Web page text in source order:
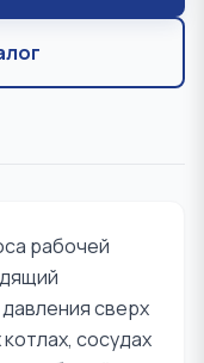
рабочей
сверх
сосудах